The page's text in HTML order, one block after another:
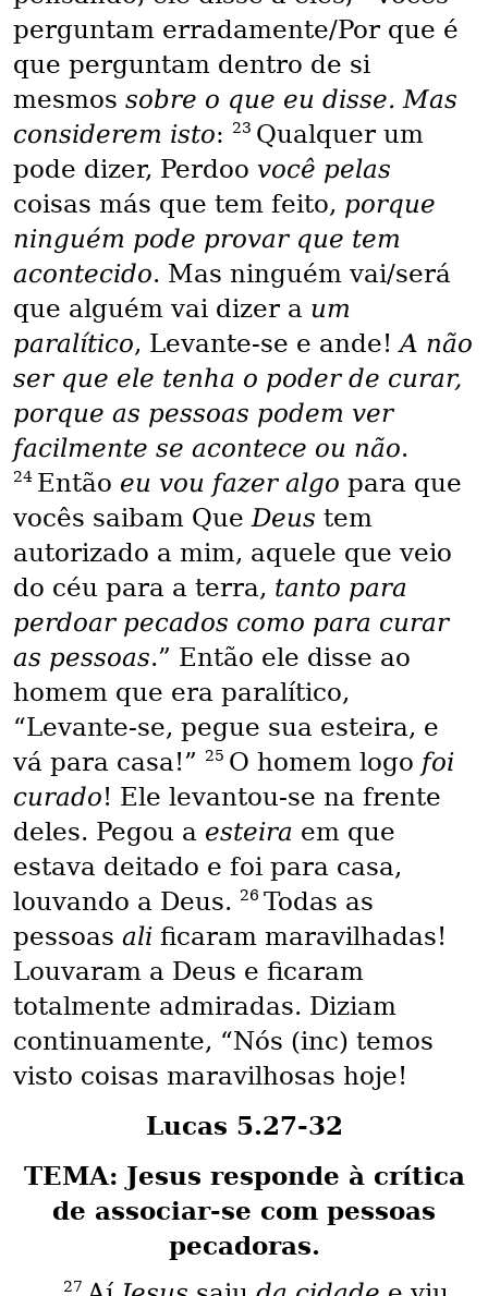
perguntam erradamente/Por que é
que perguntam dentro de si
mesmos sobre o que eu disse. Mas
considerem isto: 23 Qualquer um
pode dizer, Perdoo você pelas
coisas más que tem feito, porque
ninguém pode provar que tem
acontecido. Mas ninguém vai/será
que alguém vai dizer a um
paralítico, Levante-se e ande!A não
ser que ele tenha o poder de curar,
porque as pessoas podem ver
facilmente se acontece ou não.
24 Então eu vou fazer algo para que
vocês saibam QueDeus tem
autorizado a mim, aquele que veio
do céu para a terra, tanto para
perdoar pecados como para curar
as pessoas.” Então ele disse ao
homem que era paralítico,
“Levante-se, pegue sua esteira, e
vá para casa!”
25 O homem logo foi
curado! Ele levantou-se na frente
deles. Pegou a esteira em que
estava deitado e foi para casa,
louvando a Deus. 26 Todas as
pessoas ali ficaram maravilhadas!
Louvaram a Deus e ficaram
totalmente admiradas. Diziam
continuamente, “Nós (inc) temos
visto coisas maravilhosas hoje!
Lucas 5.27-32
TEMA: Jesus responde à crítica
de associar-se com pessoas
pecadoras.
27